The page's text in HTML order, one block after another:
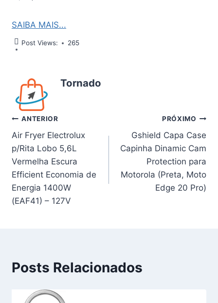
SAIBA MAIS...
Post Views: 265
Tornado
Navegação
de
Post
ANTERIOR
Air Fryer Electrolux
p/Rita Lobo 5,6L
Vermelha Escura
Efficient Economia de
Energia 1400W
(EAF41) – 127V
PRÓXIMO
Gshield Capa Case
Capinha Dinamic Cam
Protection para
Motorola (Preta, Moto
Edge 20 Pro)
Posts Relacionados